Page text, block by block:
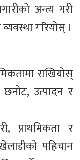
अन्त्य गरी
गरियोस् ।
राखियोस्
उत्पादन र
प्राथमिकता र
पहिचान